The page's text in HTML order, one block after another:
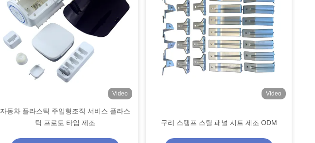
Video
자동차 플라스틱 주입형조직 서비스 플라스
틱 프로토 타입 제조
Video
구리 스탬프 스틸 패널 시트 제조 ODM